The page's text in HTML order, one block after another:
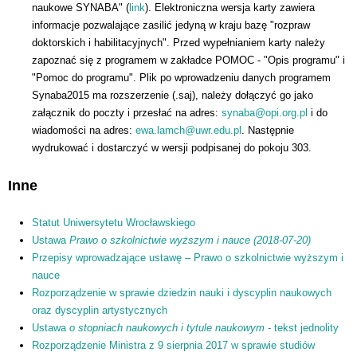
naukowe SYNABA" ( link). Elektroniczna wersja karty zawiera
informacje pozwalające zasilić jedyną w kraju bazę "rozpraw
doktorskich i habilitacyjnych". Przed wypełnianiem karty należy
zapoznać się z programem w zakładce POMOC - "Opis programu" i
"Pomoc do programu". Plik po wprowadzeniu danych programem
Synaba2015 ma rozszerzenie (.saj), należy dołączyć go jako
załącznik do poczty i przesłać na adres: synaba@opi.org.pl i do
wiadomości na adres: ewa.lamch@uwr.edu.pl
. Następnie
wydrukować i dostarczyć w wersji podpisanej do pokoju 303.
Inne
Statut Uniwersytetu Wrocławskiego
Ustawa Prawo o szkolnictwie wyższym i nauce (2018-07-20)
Przepisy wprowadzające ustawę – Prawo o szkolnictwie wyższym i
nauce
Rozporządzenie w sprawie dziedzin nauki i dyscyplin naukowych
oraz dyscyplin artystycznych
Ustawa o stopniach naukowych i tytule naukowym - tekst jednolity
Rozporządzenie Ministra z 9 sierpnia 2017 w sprawie studiów